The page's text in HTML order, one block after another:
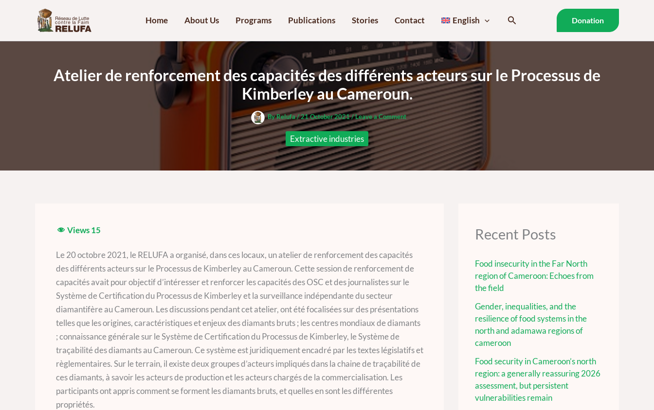
Home About Us Programs Publications Stories Contact English Search Donation
Atelier de renforcement des capacités des différents acteurs sur le Processus de
Kimberley au Cameroun.
ByRelufa/21 October 2021/Leave a Comment
Extractive industries
Views 15
Le 20 octobre 2021, le RELUFA a organisé, dans ces locaux, un atelier de renforcement des capacités
des différents acteurs sur le Processus de Kimberley au Cameroun. Cette session de renforcement de
capacités avait pour objectif d’intéresser et renforcer les capacités des OSC et des journalistes sur le
Système de Certification du Processus de Kimberley et la surveillance indépendante du secteur
diamantifère au Cameroun. Les discussions pendant cet atelier, ont été focalisées sur des présentations
telles que les origines, caractéristiques et enjeux des diamants bruts ; les centres mondiaux de diamants
; connaissance générale sur le Système de Certification du Processus de Kimberley, le Système de
traçabilité des diamants au Cameroun. Ce système est juridiquement encadré par les textes législatifs et
règlementaires. Sur le terrain, il existe deux groupes d’acteurs impliqués dans la chaine de traçabilité de
ces diamants, à savoir les acteurs de production et les acteurs chargés de la commercialisation. Les
participants ont appris comment se forment les diamants bruts, et quelles en sont les différentes
propriétés.
Recent Posts
Food insecurity in the Far North
region of Cameroon: Echoes from
the field
Gender, inequalities, and the
resilience of food systems in the
north and adamawa regions of
cameroon
Food security in Cameroon’s north
region: a generally reassuring 2026
assessment, but persistent
vulnerabilities remain